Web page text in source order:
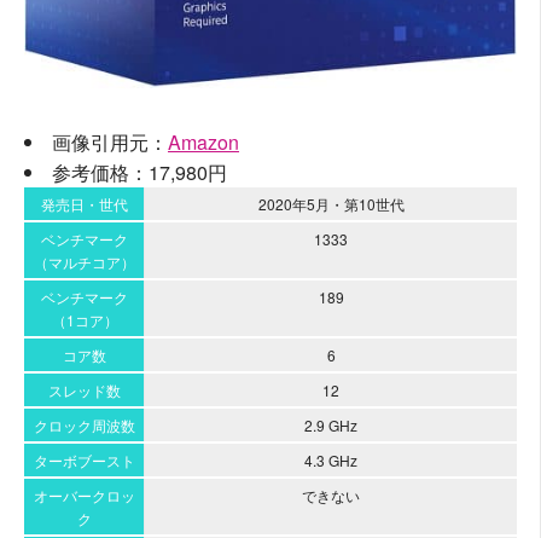
画像引用元： Amazon
参考価格：17,980円
発売日・世代
2020年5月・第10世代
ベンチマーク
（マルチコア）
1333
ベンチマーク
（1コア）
189
コア数
6
スレッド数
12
クロック周波数
2.9 GHz
ターボブースト
4.3 GHz
オーバークロッ
ク
できない